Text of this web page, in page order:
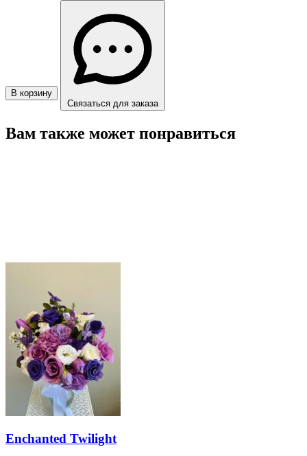
В корзину
Связаться для заказа
Вам также может понравиться
Enchanted Twilight